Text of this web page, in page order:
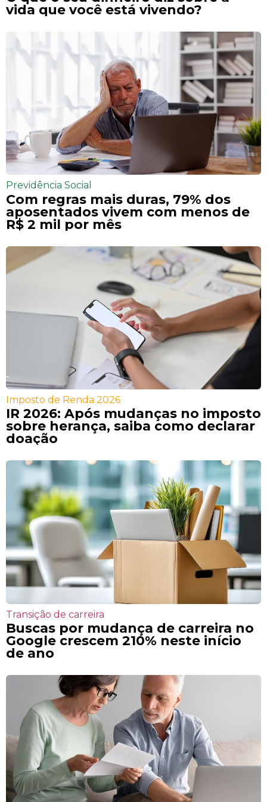
vida que você está vivendo?
Previdência Social
Com regras mais duras, 79% dos
aposentados vivem com menos de
R$ 2 mil por mês
Imposto de Renda 2026
IR 2026: Após mudanças no imposto
sobre herança, saiba como declarar
doação
Transição de carreira
Buscas por mudança de carreira no
Google crescem 210% neste início
de ano